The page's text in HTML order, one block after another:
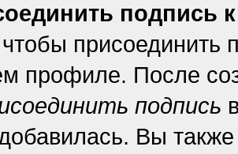
подпись
присоединить
профиле. После
подпись
Вы